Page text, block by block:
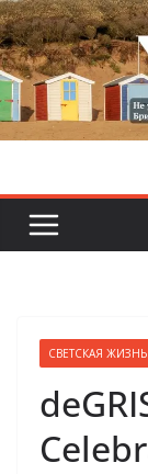
Skip
to
content
СВЕТСКАЯ ЖИЗНЬ